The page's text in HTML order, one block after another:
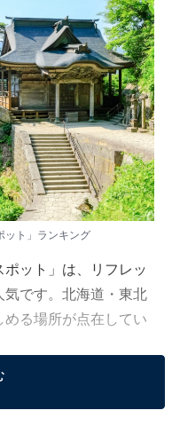
ット」ランキング
ット」は、リフレッ
気です。北海道・東北
る場所が点在してい
全国10～70代の男女